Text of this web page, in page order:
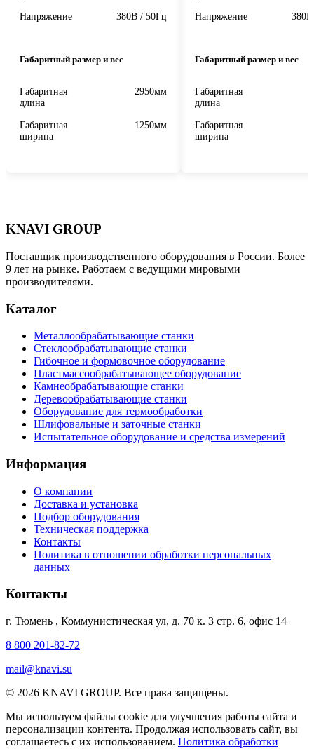
Напряжение 380В / 50Гц
Габаритный размер и вес
Габаритная
длина
2950мм
Габаритная
ширина
1250мм
Напряжение
Габаритный размер и вес
Габаритная
длина
Габаритная
ширина
KNAVI GROUP
Поставщик производственного оборудования в России. Более
9 лет на рынке. Работаем с ведущими мировыми
производителями.
Каталог
Металлообрабатывающие станки
Стеклообрабатывающие станки
Гибочное и формовочное оборудование
Пластмассообрабатывающее оборудование
Камнеобрабатывающие станки
Деревообрабатывающие станки
Оборудование для термообработки
Шлифовальные и заточные станки
Испытательное оборудование и средства измерений
Информация
О компании
Доставка и установка
Подбор оборудования
Техническая поддержка
Контакты
Политика в отношении обработки персональных
данных
Контакты
г. Тюмень , Коммунистическая ул, д. 70 к. 3 стр. 6, офис 14
8 800 201-82-72
mail@knavi.su
© 2026 KNAVI GROUP. Все права защищены.
Мы используем файлы cookie для улучшения работы сайта и
персонализации контента. Продолжая использовать сайт, вы
соглашаетесь с их использованием. Политика обработки